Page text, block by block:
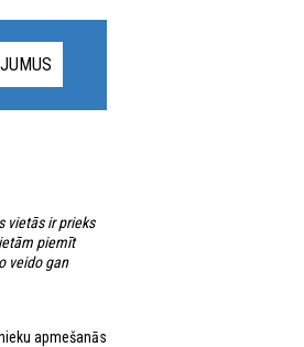
vietās ir prieks
piemīt
veido gan
apmešanās